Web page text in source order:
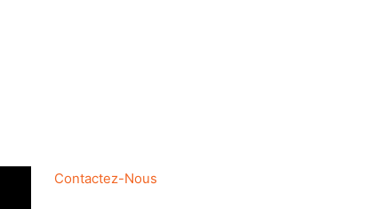
Contactez-Nous